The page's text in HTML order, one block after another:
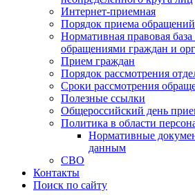
Интернет-приемная
Порядок приема обращений
Нормативная правовая база
обращениями граждан и
Прием граждан
Порядок рассмотрения
Сроки рассмотрения
Полезные ссылки
Общероссийский день
Политика в области
Нормативные
данным
СВО
Контакты
Поиск по сайту